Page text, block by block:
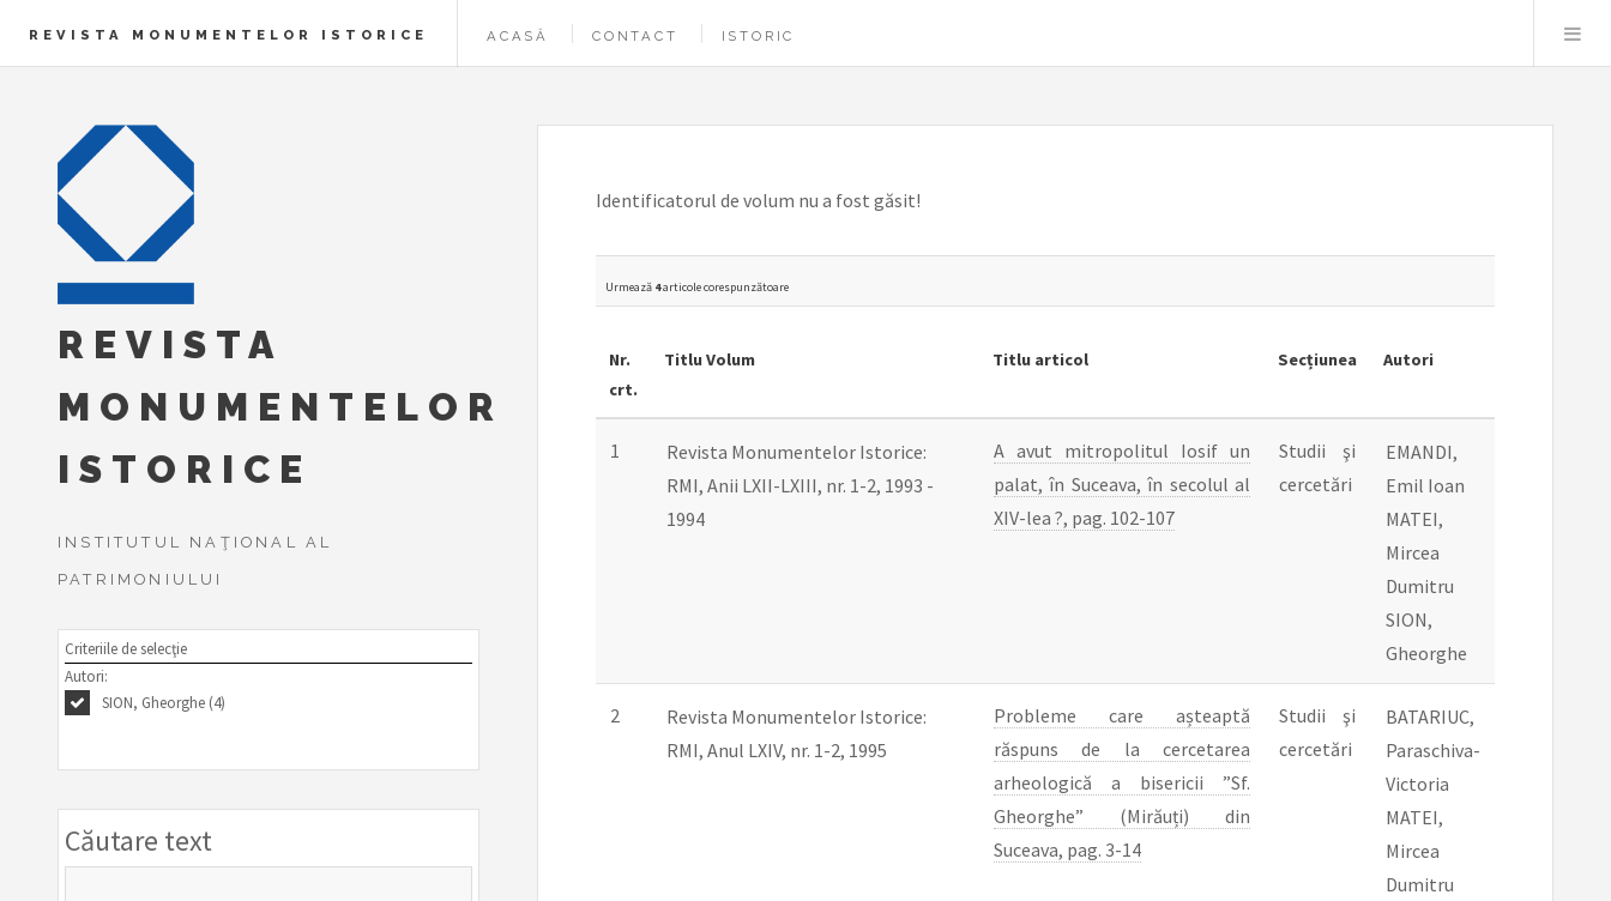
REVISTA MONUMENTELOR ISTORICE ACASĂ CONTACT ISTORIC
Identificatorul de volum nu a fost găsit!
Urmează 4articole corespunzătoare
Nr.
crt.
Titlu Volum Titlu articol Secțiunea Autori
1
Revista Monumentelor Istorice:
RMI, Anii LXII-LXIII, nr. 1-2, 1993 -
1994
A avut mitropolitul Iosif un
palat, în Suceava, în secolul al
XIV-lea ?, pag. 102-107
Studii şi
cercetări
EMANDI,
Emil Ioan
MATEI,
Mircea
Dumitru
SION,
Gheorghe
2
Revista Monumentelor Istorice:
RMI, Anul LXIV, nr. 1-2, 1995
Probleme care așteaptă
răspuns de la cercetarea
arheologică a bisericii ”Sf.
Gheorghe” (Mirăuți) din
Suceava, pag. 3-14
Studii şi
cercetări
BATARIUC,
Paraschiva-
Victoria
MATEI,
Mircea
Dumitru
REVISTA
MONUMENTELOR
ISTORICE
INSTITUTUL NAŢIONAL AL
PATRIMONIULUI
Criteriile de selecţie
Autori:
SION, Gheorghe (4)
Căutare text